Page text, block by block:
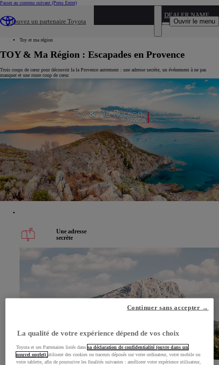
Passer au contenu suivant (Press Enter)
Trouvez un partenaire Toyota
DEALER NAME
Ouvrir le menu
Toy et ma région
TOY & Ma Région : Escapades en Provence
Trois coups de cœur pour découvrir la la Provence autrement : une adresse secrète, un événement à ne pas
manquer et une route coup de cœur.
Une adresse
secrète
La qualité de votre expérience dépend de vos choix
Toyota et ses Partenaires listés danssa déclaration de confidentialité (ouvre dans un
nouvel onglet) utilisent des cookies ou traceurs déposés sur votre ordinateur, votre mobile ou
votre tablette, afin de poursuivre les finalités suivantes : améliorer votre expérience utilisateur,
Continuer sans accepter →